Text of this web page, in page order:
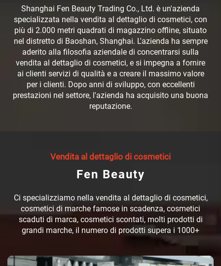
Shanghai Fen Beauty Trading Co., Ltd. è un'azienda
specializzata nella vendita al dettaglio di cosmetici, con
più di 2.000 metri quadrati di magazzino offline, situato
nel distretto di Baoshan, Shanghai. L'azienda ha sempre
aderito alla filosofia aziendale di concentrarsi sulla
vendita al dettaglio di cosmetici, e si impegna a fornire
ai clienti servizi di qualità e a creare il massimo valore
per i clienti. Dopo anni di sviluppo, con eccellenti
prestazioni nel settore, l'azienda ha acquisito una buona
reputazione.
Vendita al dettaglio di cosmetici
Fen Beauty
Ci specializziamo nella vendita al dettaglio di cosmetici,
cosmetici di marche famose in scadenza, cosmetici
scaduti di marca, cosmetici scontati, molti prodotti di
grandi marche, il numero di prodotti supera i 1000+